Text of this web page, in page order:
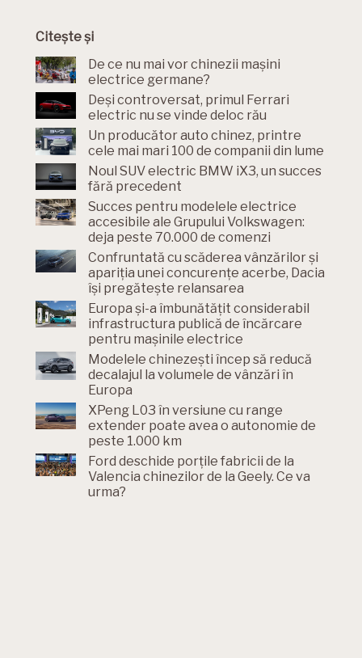
Citește și
De ce nu mai vor chinezii mașini
electrice germane?
Deși controversat, primul Ferrari
electric nu se vinde deloc rău
Un producător auto chinez, printre
cele mai mari 100 de companii din lume
Noul SUV electric BMW iX3, un succes
fără precedent
Succes pentru modelele electrice
accesibile ale Grupului Volkswagen:
deja peste 70.000 de comenzi
Confruntată cu scăderea vânzărilor și
apariția unei concurențe acerbe, Dacia
își pregătește relansarea
Europa și-a îmbunătățit considerabil
infrastructura publică de încărcare
pentru mașinile electrice
Modelele chinezești încep să reducă
decalajul la volumele de vânzări în
Europa
XPeng L03 în versiune cu range
extender poate avea o autonomie de
peste 1.000 km
Ford deschide porțile fabricii de la
Valencia chinezilor de la Geely. Ce va
urma?